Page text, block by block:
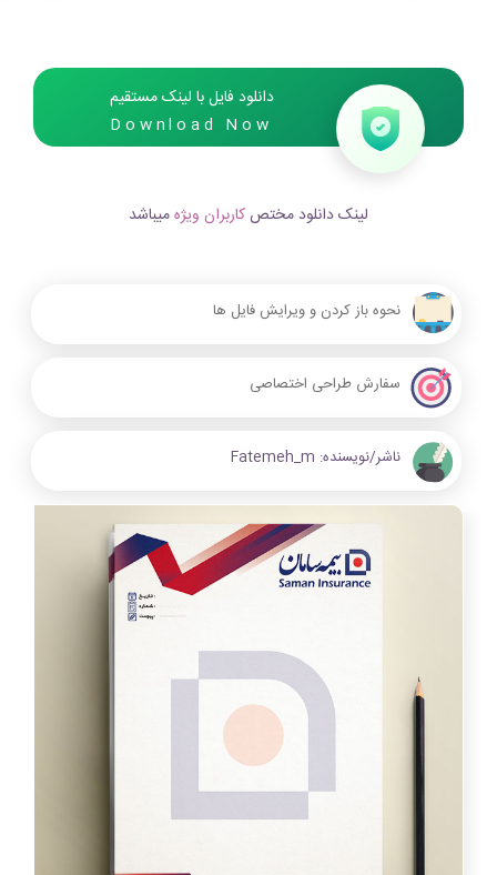
دانلود فایل با لینک مستقیم
Download Now
لینک دانلود مختصکاربران ویژهمیباشد
نحوه باز کردن و ویرایش فایل ها
سفارش طراحی اختصاصی
ناشر/نویسنده: Fatemeh_m